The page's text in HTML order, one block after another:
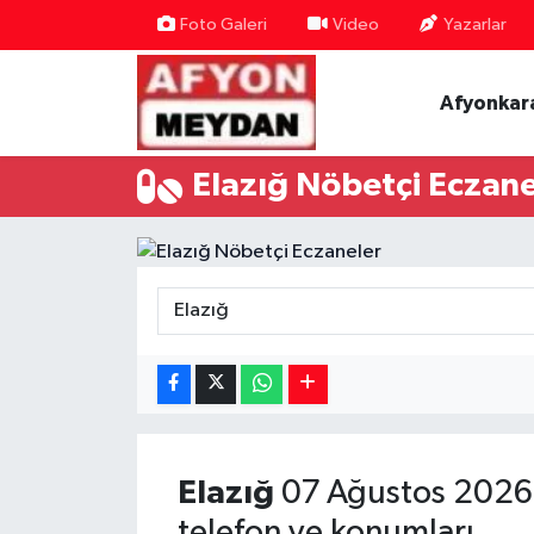
Foto Galeri Video Yazarlar
Elazığ Nöbetçi
Elazığ 07 Ağustos
Nöbetçi Eczaneler
Hava Durumu
Tüm Manşetler
Son Dakika Haberleri